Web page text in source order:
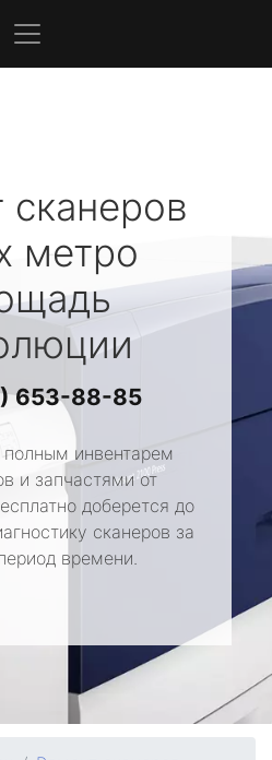
метро
653-88-85
инвентарем
и запчастями от
доберется до
сканеров за
времени.